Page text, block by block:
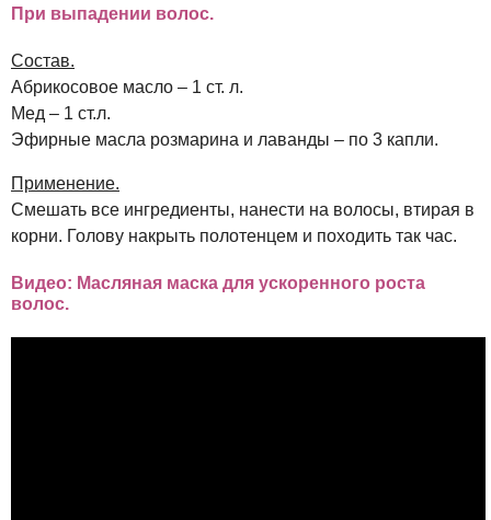
При выпадении волос.
Состав.
Абрикосовое масло – 1 ст. л.
Мед – 1 ст.л.
Эфирные масла розмарина и лаванды – по 3 капли.
Применение.
Смешать все ингредиенты, нанести на волосы, втирая в
корни. Голову накрыть полотенцем и походить так час.
Видео: Масляная маска для ускоренного роста
волос.